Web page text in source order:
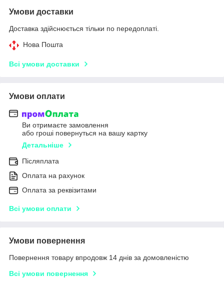
Умови доставки
Доставка здійснюється тільки по передоплаті.
Нова Пошта
Всі умови доставки
Умови оплати
Ви отримаєте замовлення
або гроші повернуться на вашу картку
Детальніше
Післяплата
Оплата на рахунок
Оплата за реквізитами
Всі умови оплати
Умови повернення
Повернення товару впродовж 14 днів за домовленістю
Всі умови повернення